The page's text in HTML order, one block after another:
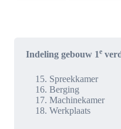
Indeling gebouw 1e
Spreekkamer
Berging
Machinekamer
Werkplaats